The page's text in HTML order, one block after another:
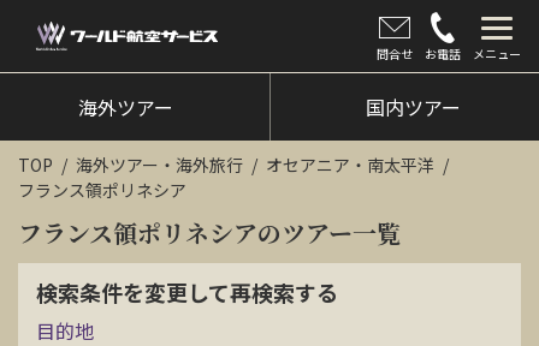
問合せ お電話 メニュー
海外ツアー
国内ツアー
クルーズツアー
ツアー催行状況
旅のひろば
海外ツアー 国内ツアー
TOP 海外ツアー・海外旅行
オセアニア・南太平洋
フランス領ポリネシア
フランス領ポリネシアのツアー一覧
検索条件を変更して再検索する
目的地